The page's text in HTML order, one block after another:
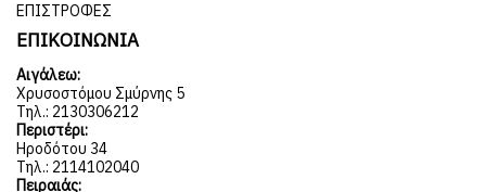
ΕΠΙΣΤΡΟΦΈΣ
ΕΠΙΚΟΙΝΩΝΙΑ
Αιγάλεω:
Χρυσοστόμου Σμύρνης 5
Τηλ.: 2130306212
Περιστέρι:
Ηροδότου 34
Τηλ.: 2114102040
Πειραιάς: